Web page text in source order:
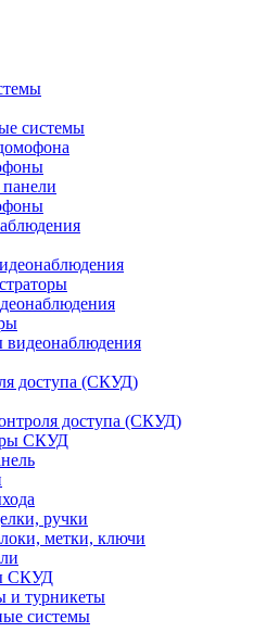
системы
видеонаблюдения
доступа (СКУД)
доступа (СКУД)
СКУД
ручки
метки, ключи
СКУД
и турникеты
системы